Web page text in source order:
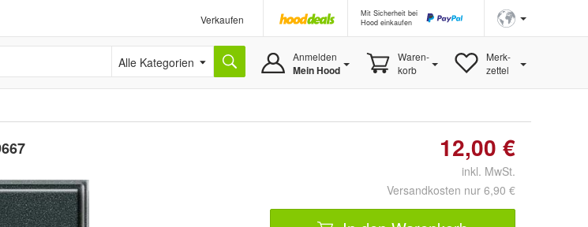
Verkaufen
Mit Sicherheit bei
Hood einkaufen
Alle Kategorien Anmelden
Mein Hood
Waren-
korb
Merk-
zettel
12,00 €
inkl. MwSt.
Versandkosten nur 6,90 €